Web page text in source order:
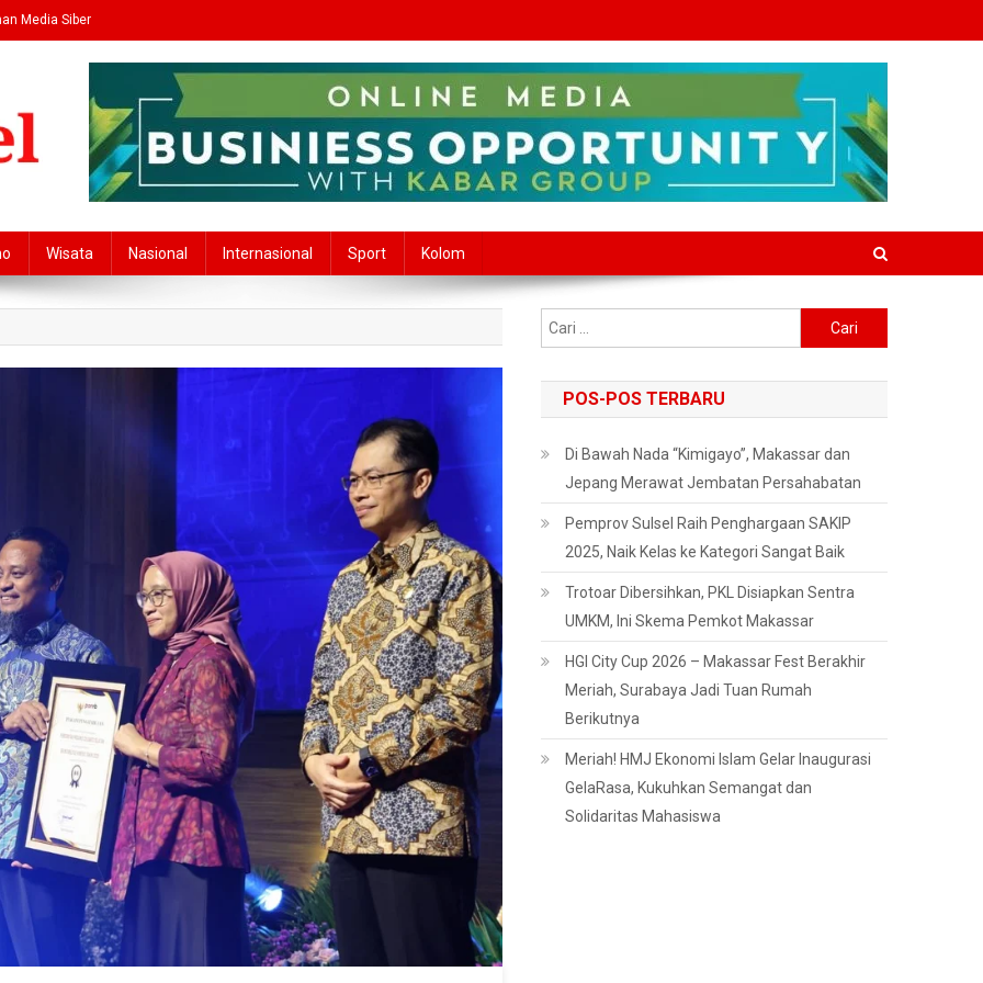
Media Siber
Wisata Nasional Internasional Sport Kolom
untuk:
POS-POS TERBARU
Di Bawah Nada “Kimigayo”, Makassar dan
Jepang Merawat Jembatan Persahabatan
Pemprov Sulsel Raih Penghargaan SAKIP
2025, Naik Kelas ke Kategori Sangat Baik
Trotoar Dibersihkan, PKL Disiapkan Sentra
UMKM, Ini Skema Pemkot Makassar
HGI City Cup 2026 – Makassar Fest Berakhir
Meriah, Surabaya Jadi Tuan Rumah
Berikutnya
Meriah! HMJ Ekonomi Islam Gelar Inaugurasi
GelaRasa, Kukuhkan Semangat dan
Solidaritas Mahasiswa